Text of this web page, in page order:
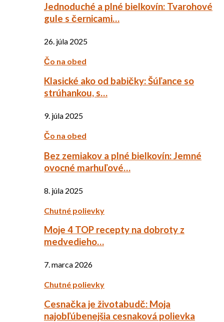
Jednoduché a plné bielkovín: Tvarohové
gule s černicami…
26. júla 2025
Čo na obed
Klasické ako od babičky: Šúľance so
strúhankou, s…
9. júla 2025
Čo na obed
Bez zemiakov a plné bielkovín: Jemné
ovocné marhuľové…
8. júla 2025
Chutné polievky
Moje 4 TOP recepty na dobroty z
medvedieho…
7. marca 2026
Chutné polievky
Cesnačka je životabudč: Moja
najobľúbenejšia cesnaková polievka